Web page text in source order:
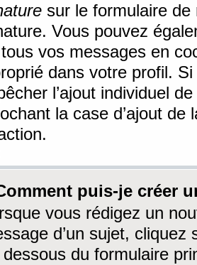
sur le formulaire de
Vous pouvez
vos messages en
dans votre profil.
l’ajout individuel
la case d’ajout
puis-je créer
vous rédigez un
d’un sujet, cliquez
dessous du formulaire